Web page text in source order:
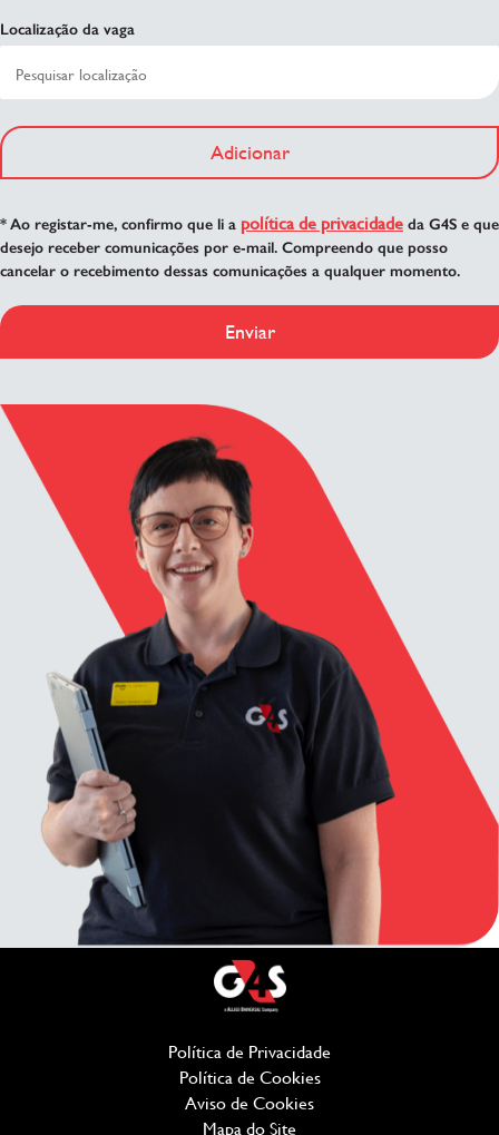
Localização da vaga
Adicionar
* Ao registar-me, confirmo que li a política de privacidade da G4S e que
desejo receber comunicações por e-mail. Compreendo que posso
cancelar o recebimento dessas comunicações a qualquer momento.
Enviar
Política de Privacidade
Política de Cookies(opens in new window)
Aviso de Cookies
Mapa do Site